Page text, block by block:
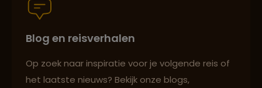
Persoonlijk en deskundig reisadvies
Blog en reisverhalen
Op zoek naar inspiratie voor je volgende reis of
het laatste nieuws? Bekijk onze blogs,